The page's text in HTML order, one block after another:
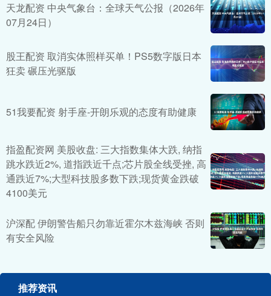
天龙配资 中央气象台：全球天气公报（2026年
07月24日）
股王配资 取消实体照样买单！PS5数字版日本
狂卖 碾压光驱版
51我要配资 射手座-开朗乐观的态度有助健康
指盈配资网 美股收盘: 三大指数集体大跌, 纳指
跳水跌近2%, 道指跌近千点;芯片股全线受挫, 高
通跌近7%;大型科技股多数下跌;现货黄金跌破
4100美元
沪深配 伊朗警告船只勿靠近霍尔木兹海峡 否则
有安全风险
推荐资讯